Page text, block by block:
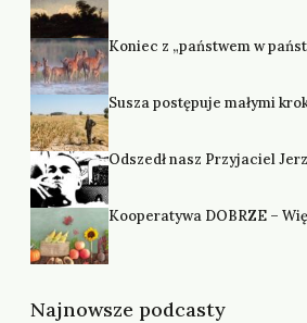
Koniec z „państwem w
Susza postępuje małymi
Odszedł nasz Przyjaciel
Kooperatywa DOBRZE –
Najnowsze podcasty